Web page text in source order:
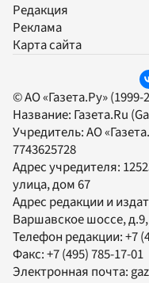
Редакция
Реклама
Карта сайта
© АО «Газета.Ру»
Название: Газета.Ru
Учредитель:АО
7743625728
Адрес учредителя:
улица, дом 67
Адрес редакции и
Варшавское шоссе,
Телефон редакции:+7
Факс:+7 (495) 785-17-01
Электронная почта: